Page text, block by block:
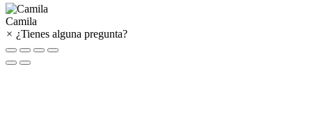
Camila
× ¿Tienes alguna pregunta?